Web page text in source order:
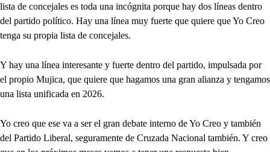
lista de concejales es toda una incógnita porque hay dos líneas dentro
del partido político. Hay una línea muy fuerte que quiere que Yo Creo
tenga su propia lista de concejales.
Y hay una línea interesante y fuerte dentro del partido, impulsada por
el propio Mujica, que quiere que hagamos una gran alianza y tengamos
una lista unificada en 2026.
Yo creo que ese va a ser el gran debate interno de Yo Creo y también
del Partido Liberal, seguramente de Cruzada Nacional también. Y creo